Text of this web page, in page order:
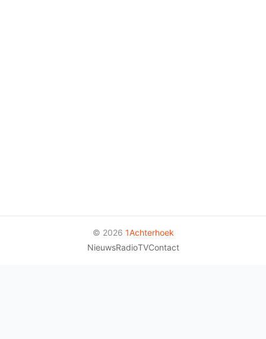
© 2026 1Achterhoek
NieuwsRadioTVContact